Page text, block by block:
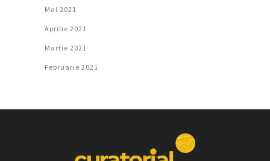
Mai 2021
Aprilie 2021
Martie 2021
Februarie 2021